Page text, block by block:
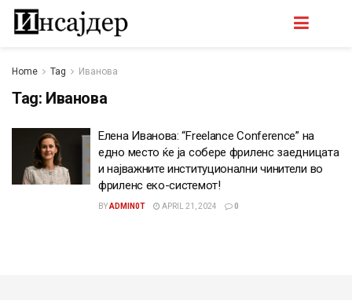
Home Tag Иванова
Tag: Иванова
Елена Иванова: “Freelance Conference” на
едно место ќе ја собере фриленс заедницата
и најважните институционални чинители во
фриленс еко-системот!
BYADMIN0T APRIL 21, 2024 0